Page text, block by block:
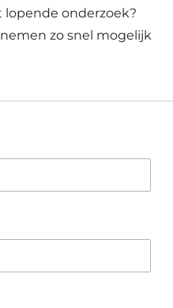
onderzoek?
zo snel mogelijk